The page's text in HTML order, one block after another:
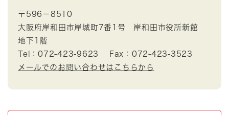
〒596－8510
大阪府岸和田市岸城町7番1号 岸和田市役所新館
地下1階
Tel：072-423-9623
Fax：072-423-3523
メールでのお問い合わせはこちらから